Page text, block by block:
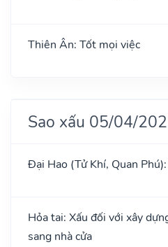
Thiên Ân: Tốt mọi việc
Sao xấu 05/04/
Đại Hao (Tử Khí, Quan
Hỏa tai: Xấu đối với xây
sang nhà cửa